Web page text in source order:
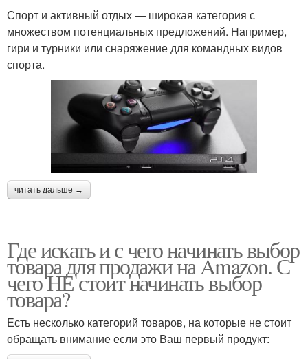
Спорт и активный отдых — широкая категория с
множеством потенциальных предложений. Например,
гири и турники или снаряжение для командных видов
спорта.
читать дальше →
Где искать и с чего начинать выбор
товара для продажи на Amazon. С
чего НЕ стоит начинать выбор
товара?
Есть несколько категорий товаров, на которые не стоит
обращать внимание если это Ваш первый продукт: